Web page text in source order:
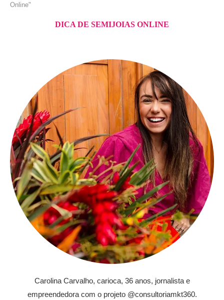
Online"
DICA DE SEMIJOIAS ONLINE
Carolina Carvalho, carioca, 36 anos, jornalista e
empreendedora com o projeto @consultoriamkt360.